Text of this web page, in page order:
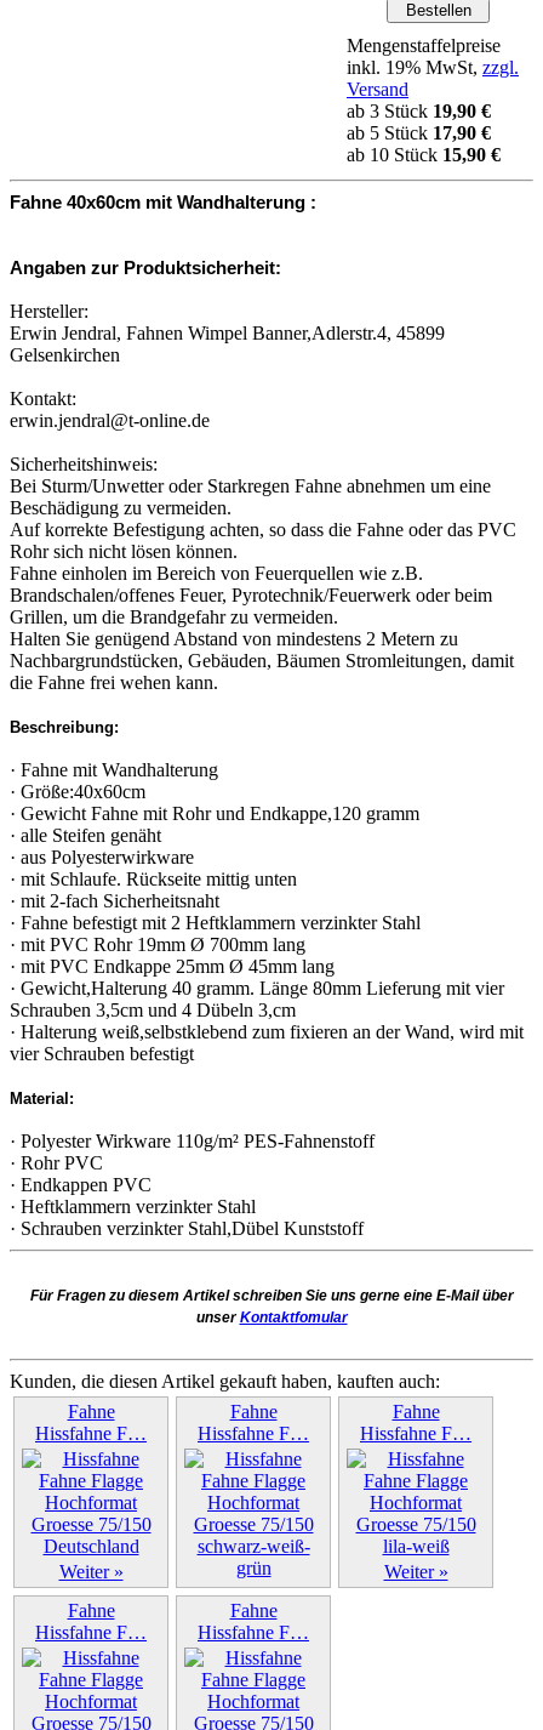
Mengenstaffelpreise
inkl. 19% MwSt, zzgl.
Versand
ab 3 Stück 19,90 €
ab 5 Stück 17,90 €
ab 10 Stück 15,90 €
Fahne 40x60cm mit Wandhalterung :
Angaben zur Produktsicherheit:
Hersteller:
Erwin Jendral, Fahnen Wimpel Banner,Adlerstr.4, 45899
Gelsenkirchen
Kontakt:
erwin.jendral@t-online.de
Sicherheitshinweis:
Bei Sturm/Unwetter oder Starkregen Fahne abnehmen um eine
Beschädigung zu vermeiden.
Auf korrekte Befestigung achten, so dass die Fahne oder das PVC
Rohr sich nicht lösen können.
Fahne einholen im Bereich von Feuerquellen wie z.B.
Brandschalen/offenes Feuer, Pyrotechnik/Feuerwerk oder beim
Grillen, um die Brandgefahr zu vermeiden.
Halten Sie genügend Abstand von mindestens 2 Metern zu
Nachbargrundstücken, Gebäuden, Bäumen Stromleitungen, damit
die Fahne frei wehen kann.
Beschreibung:
· Fahne mit Wandhalterung
· Größe:40x60cm
· Gewicht Fahne mit Rohr und Endkappe,120 gramm
· alle Steifen genäht
· aus Polyesterwirkware
· mit Schlaufe. Rückseite mittig unten
· mit 2-fach Sicherheitsnaht
· Fahne befestigt mit 2 Heftklammern verzinkter Stahl
· mit PVC Rohr 19mm Ø 700mm lang
· mit PVC Endkappe 25mm Ø 45mm lang
· Gewicht,Halterung 40 gramm. Länge 80mm Lieferung mit vier
Schrauben 3,5cm und 4 Dübeln 3,cm
· Halterung weiß,selbstklebend zum fixieren an der Wand, wird mit
vier Schrauben befestigt
Material:
· Polyester Wirkware 110g/m² PES-Fahnenstoff
· Rohr PVC
· Endkappen PVC
· Heftklammern verzinkter Stahl
· Schrauben verzinkter Stahl,Dübel Kunststoff
Für Fragen zu diesem Artikel schreiben Sie uns gerne eine E-Mail über
unserKontaktfomular
Kunden, die diesen Artikel gekauft haben, kauften auch:
Fahne
Hissfahne F…
Weiter »
Fahne
Hissfahne F…
Weiter »
Fahne
Hissfahne F…
Weiter »
Fahne
Hissfahne F…
Fahne
Hissfahne F…